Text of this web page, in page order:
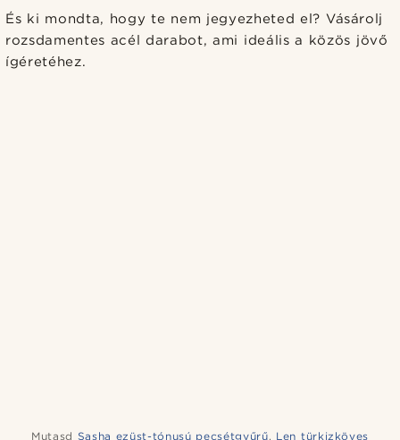
És ki mondta, hogy te nem jegyezheted el? Vásárolj
rozsdamentes acél darabot, ami ideális a közös jövő
ígéretéhez.
Mutasd Sasha ezüst-tónusú pecsétgyűrű, Len türkizköves